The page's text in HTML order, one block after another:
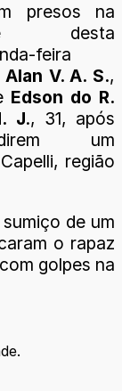
presos na
desta
feira
Alan V. A. S.,
Edson do R.
J., 31, após
um
região
de um
o rapaz
golpes na